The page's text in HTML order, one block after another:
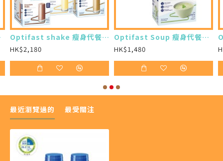
樽) Optifast shake 瘦身代餐奶昔 (12 x 53g) (7盒)
HK$2,180
Optifast Soup 瘦身代餐濃湯 (8 x 53g) (7盒)
HK$1,480
最近瀏覽過的 最受關注